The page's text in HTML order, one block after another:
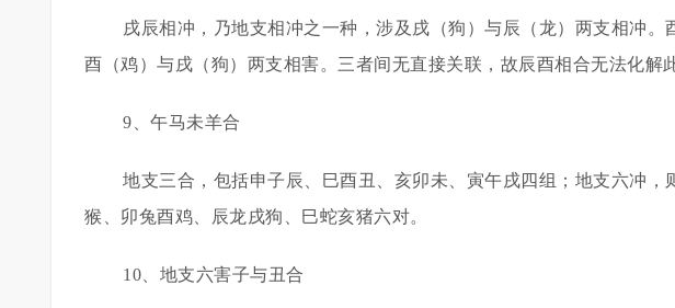
戌辰相冲，乃地支相冲之一种，涉及戌（狗）与辰（龙）两支相冲。
酉（鸡）与戌（狗）两支相害。三者间无直接关联，故辰酉相合无法化解
9、午马未羊合
地支三合，包括申子辰、巳酉丑、亥卯未、寅午戌四组；地支六冲，
猴、卯兔酉鸡、辰龙戌狗、巳蛇亥猪六对。
10、地支六害子与丑合